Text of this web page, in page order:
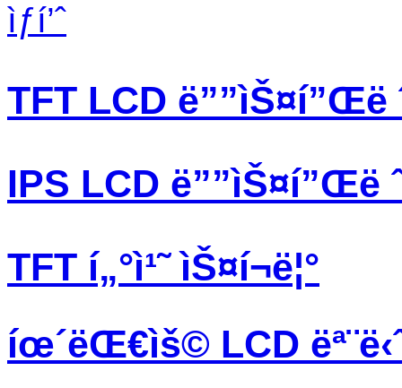
ìƒí’ˆ
TFT LCD ë””ìŠ¤í”Œë
IPS LCD ë””ìŠ¤í”Œë
TFT í„°ì¹˜ ìŠ¤í¬ë¦°
íœ´ëŒ€ìš© LCD